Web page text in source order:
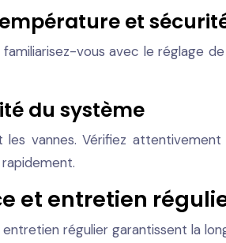
et
vous avec le réglage
du système
les vannes. Vérifiez
et entretien
régulier garantissent la